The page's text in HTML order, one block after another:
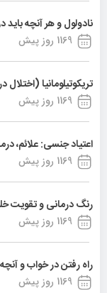
نادولول و هر آنچه
1169 روز پیش
تریکوتیلومانیا
1169 روز پیش
اعتیاد جنسی: علائم،
1169 روز پیش
رنگ درمانی و تقویت
1169 روز پیش
راه رفتن در خواب و آنچه
1169 روز پیش